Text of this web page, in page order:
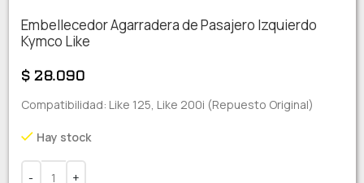
Embellecedor Agarradera de Pasajero Izquierdo
Kymco Like
$28.090
Compatibilidad: Like 125, Like 200i (Repuesto Original)
Hay stock